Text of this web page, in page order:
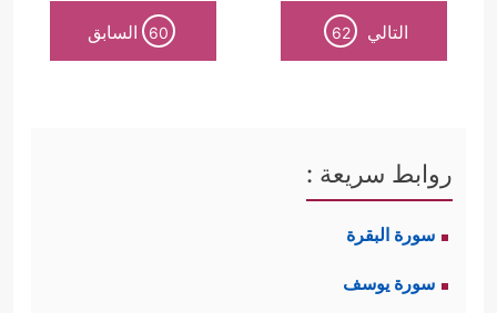
التالي 62
60 السابق
روابط سريعة :
سورة البقرة
سورة يوسف